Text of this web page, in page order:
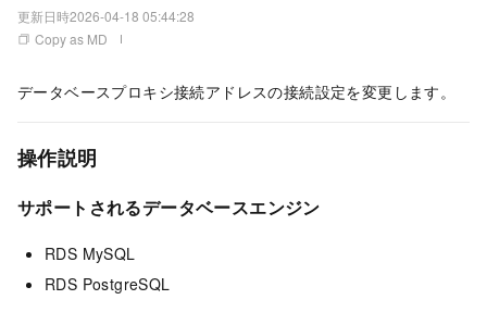
更新日時2026-04-18 05:44:28
Copy as MD
データベースプロキシ接続アドレスの接続設定を変更します。
操作説明
サポートされるデータベースエンジン
RDS MySQL
RDS PostgreSQL